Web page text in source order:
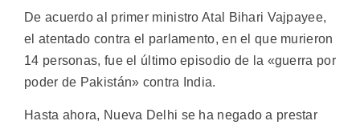
De acuerdo al primer ministro Atal Bihari Vajpayee,
el atentado contra el parlamento, en el que murieron
14 personas, fue el último episodio de la «guerra por
poder de Pakistán» contra India.
Hasta ahora, Nueva Delhi se ha negado a prestar